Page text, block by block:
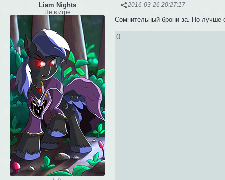
2016-03-26 20:27:17
Liam Nights
Не в игре
Сомнительный брони за. Но лучше
0